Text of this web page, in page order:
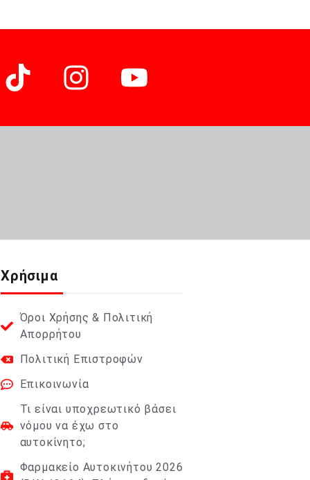
Χρήσιμα
Όροι Χρήσης & Πολιτική
Απορρήτου
Πολιτική Επιστροφών
Επικοινωνία
Τι είναι υποχρεωτικό βάσει
νόμου να έχω στο
αυτοκίνητο;
Φαρμακείο Αυτοκινήτου 2026